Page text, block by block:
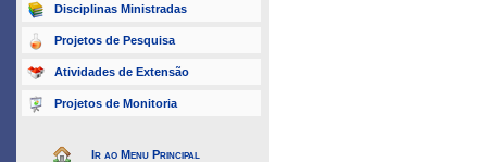
Disciplinas Ministradas
Projetos de Pesquisa
Atividades de Extensão
Projetos de Monitoria
Ir ao Menu Principal